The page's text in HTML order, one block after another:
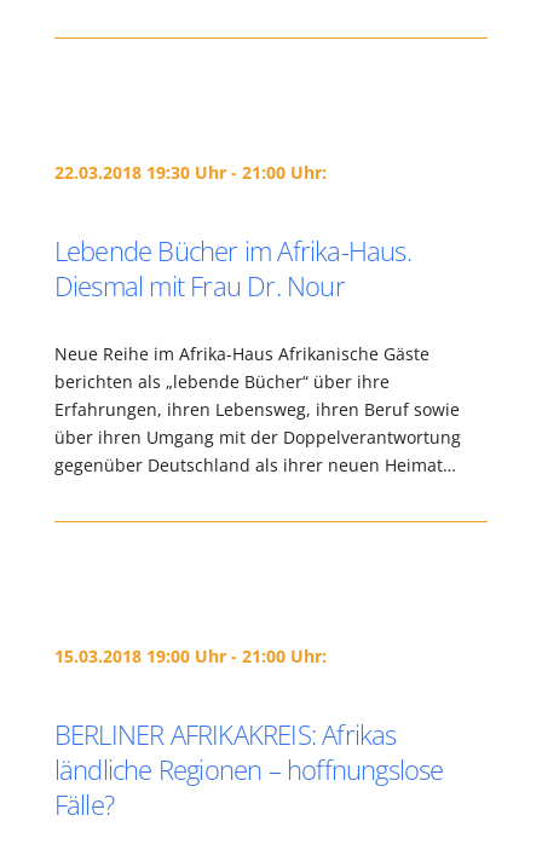
22.03.2018 19:30 Uhr - 21:00 Uhr:
Lebende Bücher im Afrika-Haus.
Diesmal mit Frau Dr. Nour
Neue Reihe im Afrika-Haus Afrikanische Gäste
berichten als „lebende Bücher“ über ihre
Erfahrungen, ihren Lebensweg, ihren Beruf sowie
über ihren Umgang mit der Doppelverantwortung
gegenüber Deutschland als ihrer neuen Heimat…
15.03.2018 19:00 Uhr - 21:00 Uhr:
BERLINER AFRIKAKREIS: Afrikas
ländliche Regionen – hoffnungslose
Fälle?